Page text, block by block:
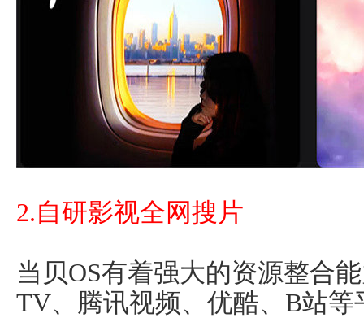
2.自研影视全网搜片
当贝OS有着强大的资源整合
TV、腾讯视频、优酷、B站